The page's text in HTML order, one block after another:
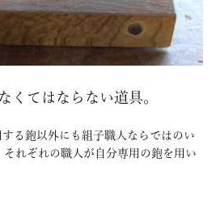
くてはならない道具。
る鉋以外にも組子職人ならではのい
それぞれの職人が自分専用の鉋を用い